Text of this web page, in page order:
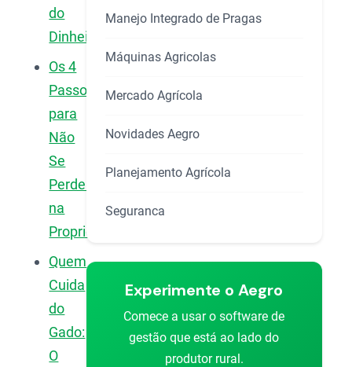
do
Dinheiro
Os 4
Passos
para
Não
Se
Perder
na
Propriedade
Quem
Cuida
do
Gado:
O
Manejo Integrado de Pragas
Máquinas Agricolas
Mercado Agrícola
Novidades Aegro
Planejamento Agrícola
Seguranca
Experimente o Aegro
Comece a usar o software de
gestão que está ao lado do
produtor rural.